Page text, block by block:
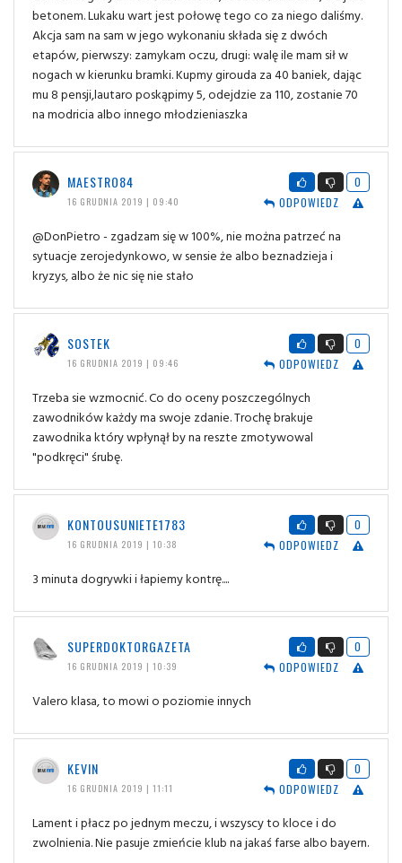
betonem. Lukaku wart jest połowę tego co za niego daliśmy.
Akcja sam na sam w jego wykonaniu składa się z dwóch
etapów, pierwszy: zamykam oczu, drugi: walę ile mam sił w
nogach w kierunku bramki. Kupmy girouda za 40 baniek, dając
mu 8 pensji,lautaro poskąpimy 5, odejdzie za 110, zostanie 70
na modricia albo innego młodzieniaszka
MAESTRO84
16 GRUDNIA 2019 | 09:40
0
ODPOWIEDZ
@DonPietro - zgadzam się w 100%, nie można patrzeć na
sytuacje zerojedynkowo, w sensie że albo beznadzieja i
kryzys, albo że nic się nie stało
SOSTEK
16 GRUDNIA 2019 | 09:46
0
ODPOWIEDZ
Trzeba sie wzmocnić. Co do oceny poszczególnych
zawodników każdy ma swoje zdanie. Trochę brakuje
zawodnika który wpłynął by na reszte zmotywowal
"podkręci" śrubę.
KONTOUSUNIETE1783
16 GRUDNIA 2019 | 10:38
0
ODPOWIEDZ
3 minuta dogrywki i łapiemy kontrę....
SUPERDOKTORGAZETA
16 GRUDNIA 2019 | 10:39
0
ODPOWIEDZ
Valero klasa, to mowi o poziomie innych
KEVIN
16 GRUDNIA 2019 | 11:11
0
ODPOWIEDZ
Lament i płacz po jednym meczu, i wszyscy to kloce i do
zwolnienia. Nie pasuje zmieńcie klub na jakaś farse albo bayern.